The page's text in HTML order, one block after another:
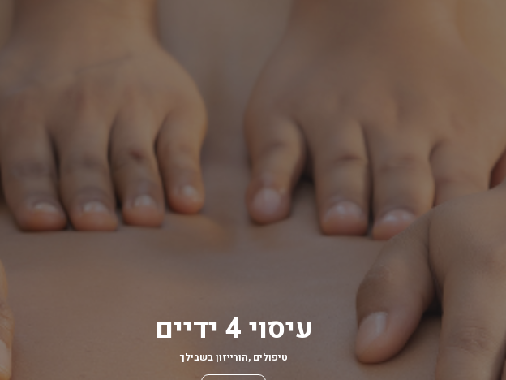
עיסוי 4 ידיים
טיפולים ,הורייזון בשבילך